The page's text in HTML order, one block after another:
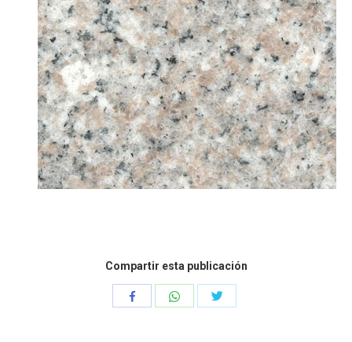
Compartir esta publicación
Compartir CompartirCompartir